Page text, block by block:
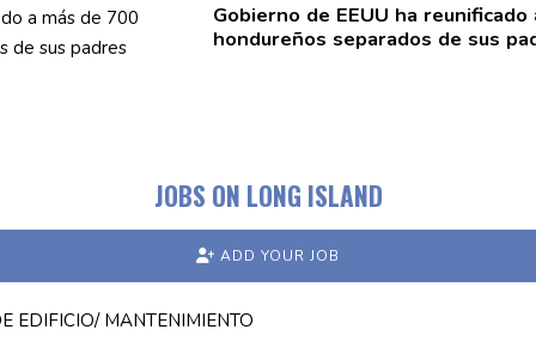
Gobierno de EEUU ha reunificado
hondureños separados de sus
JOBS ON LONG ISLAND
ADD YOUR JOB
EDIFICIO/ MANTENIMIENTO